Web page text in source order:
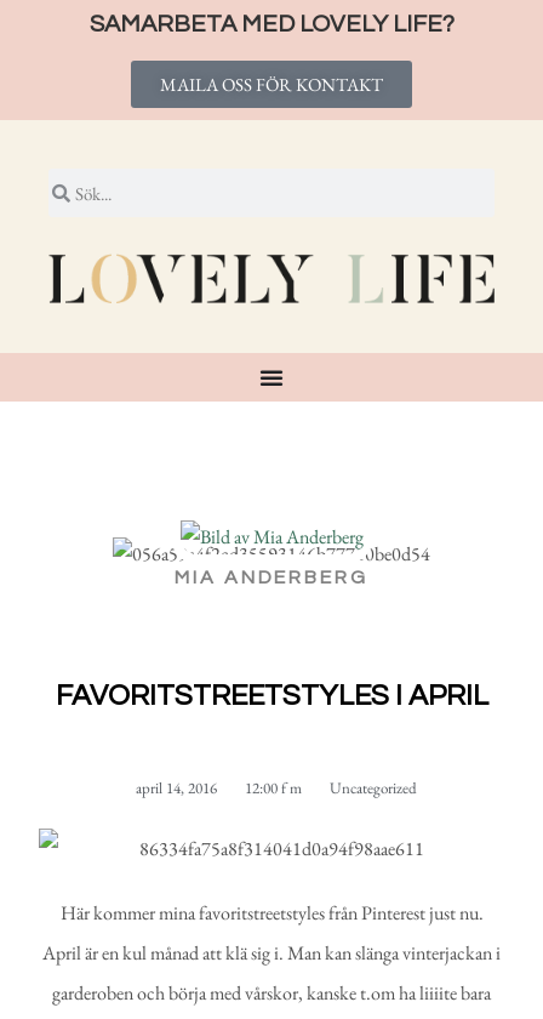
SAMARBETA MED LOVELY LIFE?
MAILA OSS FÖR KONTAKT
MIA ANDERBERG
FAVORITSTREETSTYLES I APRIL
april 14, 2016 12:00 f m Uncategorized
Här kommer mina favoritstreetstyles från Pinterest just nu.
April är en kul månad att klä sig i. Man kan slänga vinterjackan i
garderoben och börja med vårskor, kanske t.om ha liiiite bara